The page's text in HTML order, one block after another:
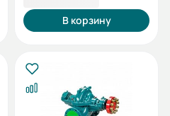
В корзину